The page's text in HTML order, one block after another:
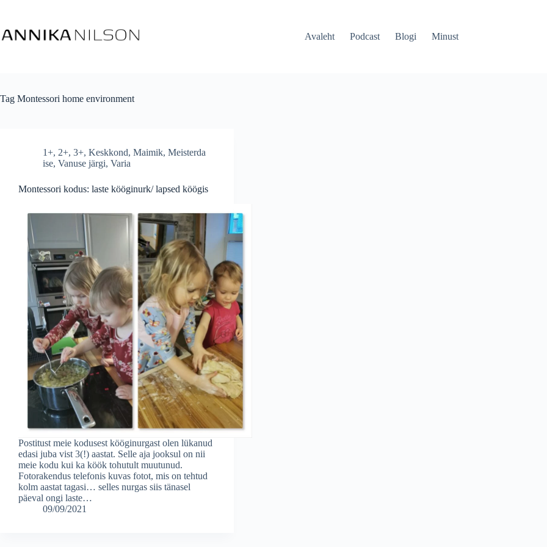
Avaleht Podcast Blogi Minust
Tag Montessori home environment
1+, 2+, 3+, Keskkond, Maimik, Meisterda
ise, Vanuse järgi, Varia
Montessori kodus: laste kööginurk/ lapsed köögis
Postitust meie kodusest kööginurgast olen lükanud
edasi juba vist 3(!) aastat. Selle aja jooksul on nii
meie kodu kui ka köök tohutult muutunud.
Fotorakendus telefonis kuvas fotot, mis on tehtud
kolm aastat tagasi… selles nurgas siis tänasel
päeval ongi laste…
09/09/2021